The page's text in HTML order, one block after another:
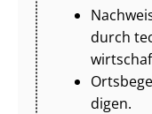
durch
di­gen.